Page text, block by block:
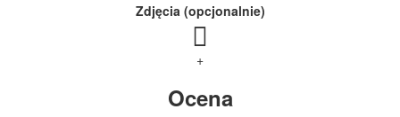
Zdjęcia (opcjonalnie)
+
Ocena